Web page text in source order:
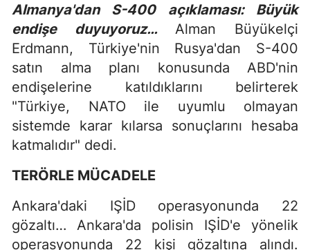
Almanya'dan S-400 açıklaması: Büyük
endişe duyuyoruz…Alman Büyükelçi
Erdmann, Türkiye'nin Rusya'dan S-400
satın alma planı konusunda ABD'nin
endişelerine katıldıklarını belirterek
"Türkiye, NATO ile uyumlu olmayan
sistemde karar kılarsa sonuçlarını hesaba
katmalıdır" dedi.
TERÖRLE MÜCADELE
Ankara'daki IŞİD operasyonunda 22
gözaltı… Ankara'da polisin IŞİD'e yönelik
operasyonunda 22 kişi gözaltına alındı.